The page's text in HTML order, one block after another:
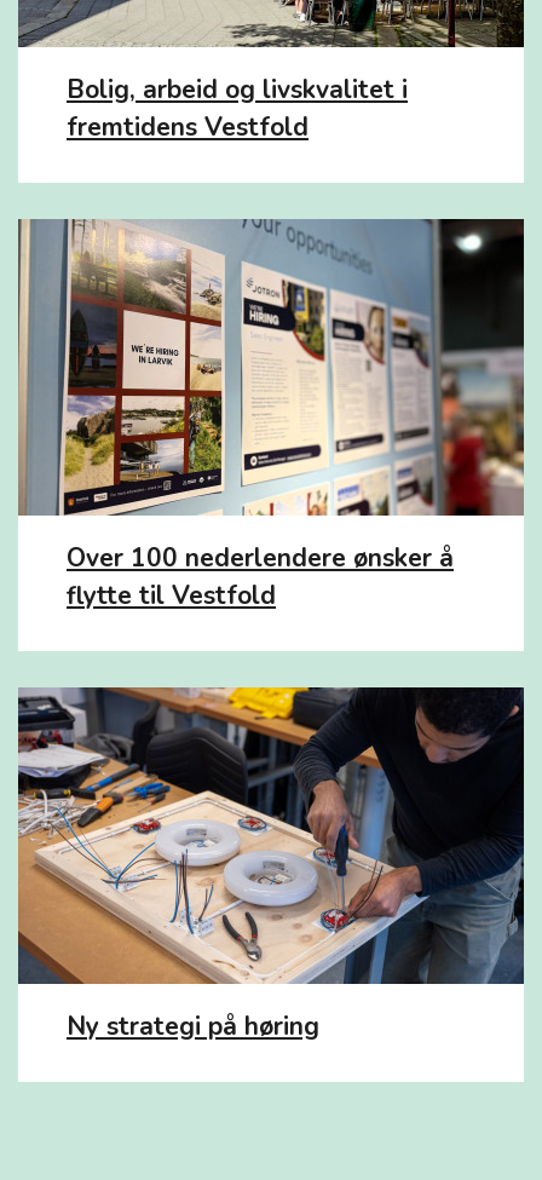
Bolig, arbeid og livskvalitet i
fremtidens Vestfold
Over 100 nederlendere ønsker å
flytte til Vestfold
Ny strategi på høring